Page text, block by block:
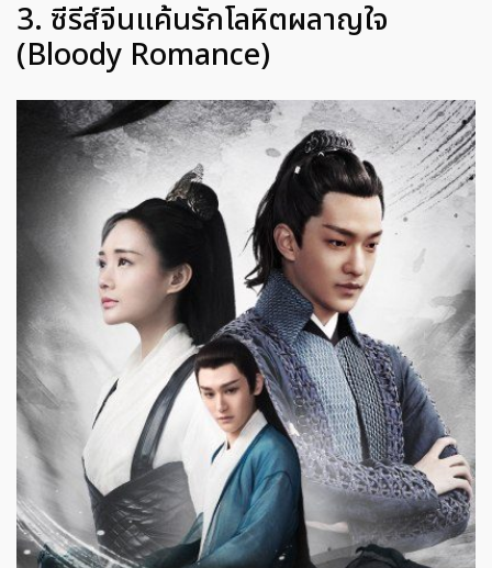
3. ซีรีส์จีนแค้นรักโลหิตผลาญใจ
(Bloody Romance)